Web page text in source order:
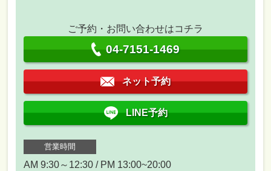
ご予約・お問い合わせはコチラ
04-7151-1469
ネット予約
LINE予約
営業時間
AM 9:30～12:30 / PM 13:00~20:00